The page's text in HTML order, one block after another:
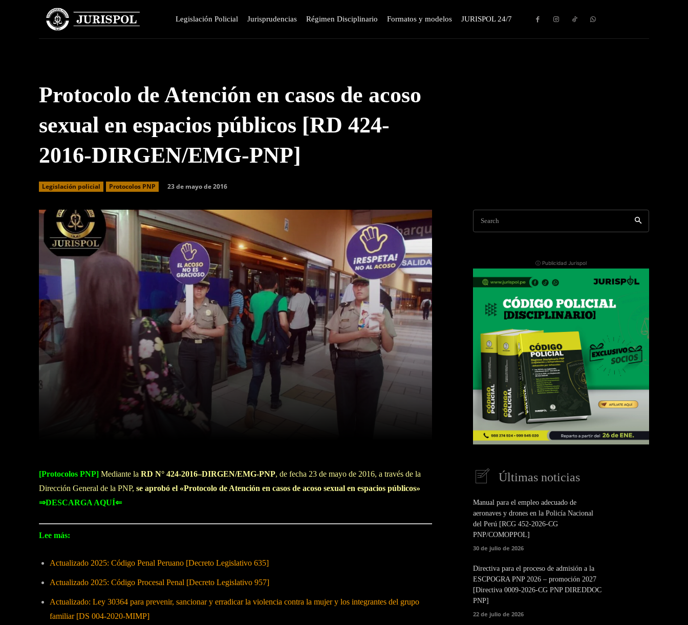
Legislación Policial Jurisprudencias Régimen Disciplinario Formatos y modelos JURISPOL 24/7
Protocolo de Atención en casos de acoso
sexual en espacios públicos [RD 424-
2016-DIRGEN/EMG-PNP]
Legislación policial Protocolos PNP 23 de mayo de 2016
[Protocolos PNP] Mediante la RD N° 424-2016–DIRGEN/EMG-PNP, de fecha 23 de mayo de 2016, a través de la
Dirección General de la PNP, se aprobó el «Protocolo de Atención en casos de acoso sexual en espacios públicos»
⇒DESCARGA AQUÍ⇐
Lee más:
Actualizado 2025: Código Penal Peruano [Decreto Legislativo 635]
Actualizado 2025: Código Procesal Penal [Decreto Legislativo 957]
Actualizado: Ley 30364 para prevenir, sancionar y erradicar la violencia contra la mujer y los integrantes del grupo
familiar [DS 004-2020-MIMP]
Search
ⓘ Publicidad Jurispol
Últimas noticias
Manual para el empleo adecuado de
aeronaves y drones en la Policía Nacional
del Perú [RCG 452-2026-CG
PNP/COMOPPOL]
30 de julio de 2026
Directiva para el proceso de admisión a la
ESCPOGRA PNP 2026 – promoción 2027
[Directiva 0009-2026-CG PNP DIREDDOC
PNP]
22 de julio de 2026